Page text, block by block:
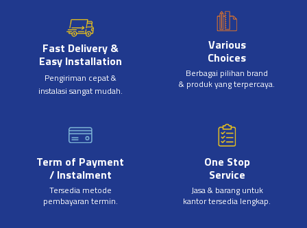
Fast Delivery &
Easy Installation
Pengiriman cepat &
instalasi sangat mudah.
Various
Choices
Berbagai pilihan brand
& produk yang terpercaya.
Term of Payment
/ Instalment
Tersedia metode
pembayaran termin.
One Stop
Service
Jasa & barang untuk
kantor tersedia lengkap.